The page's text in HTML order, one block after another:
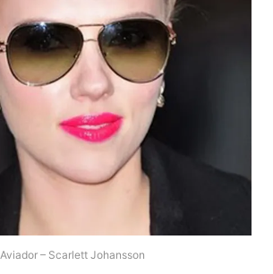
Aviador – Scarlett Johansson